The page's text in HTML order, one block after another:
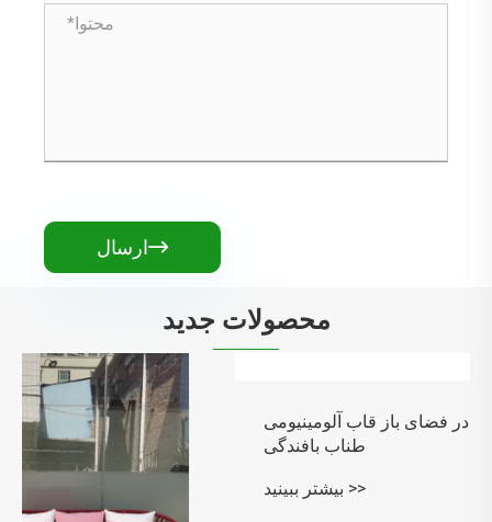
ارسال
محصولات جدید
طراحی مدرن در فضای باز قاب آلومینیومی
طناب بافندگی